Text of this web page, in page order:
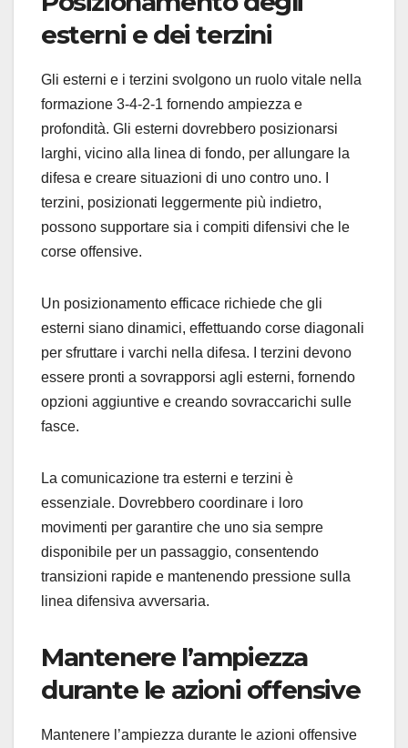
esterni e dei terzini
Gli esterni e i terzini svolgono un ruolo vitale nella
formazione 3-4-2-1 fornendo ampiezza e
profondità. Gli esterni dovrebbero posizionarsi
larghi, vicino alla linea di fondo, per allungare la
difesa e creare situazioni di uno contro uno. I
terzini, posizionati leggermente più indietro,
possono supportare sia i compiti difensivi che le
corse offensive.
Un posizionamento efficace richiede che gli
esterni siano dinamici, effettuando corse diagonali
per sfruttare i varchi nella difesa. I terzini devono
essere pronti a sovrapporsi agli esterni, fornendo
opzioni aggiuntive e creando sovraccarichi sulle
fasce.
La comunicazione tra esterni e terzini è
essenziale. Dovrebbero coordinare i loro
movimenti per garantire che uno sia sempre
disponibile per un passaggio, consentendo
transizioni rapide e mantenendo pressione sulla
linea difensiva avversaria.
Mantenere l’ampiezza
durante le azioni offensive
Mantenere l’ampiezza durante le azioni offensive